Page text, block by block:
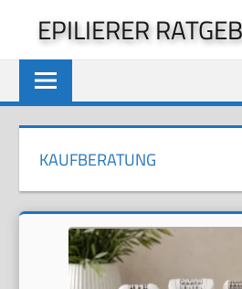
springen
EPILIERER
KAUFBERATUNG